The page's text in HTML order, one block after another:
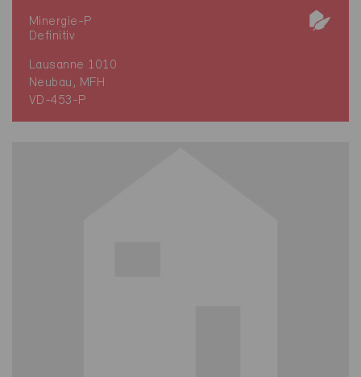
Minergie-P
Definitiv
Lausanne 1010
Neubau, MFH
VD-453-P